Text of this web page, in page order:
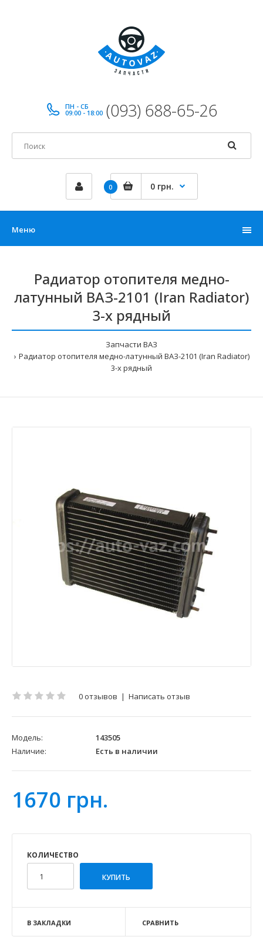
ПН - СБ
09:00 - 18:00 (093) 688-65-26
0 0 грн.
Меню
Радиатор отопителя медно-
латунный ВАЗ-2101 (Iran Radiator)
3-х рядный
Запчасти ВАЗ
Радиатор отопителя медно-латунный ВАЗ-2101 (Iran Radiator)
3-х рядный
0 отзывов | Написать отзыв
Модель:
143505
Наличие:
Есть в наличии
1670 грн.
КОЛИЧЕСТВО
В ЗАКЛАДКИ СРАВНИТЬ